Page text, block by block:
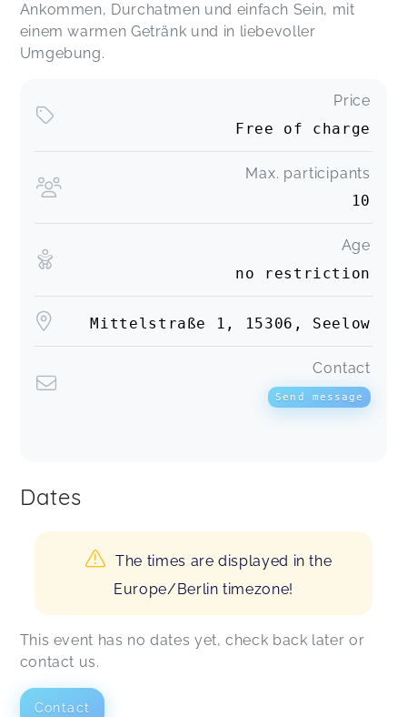
Ankommen, Durchatmen und einfach Sein, mit
einem warmen Getränk und in liebevoller
Umgebung.
Price
Free of charge
Max. participants
10
Age
no restriction
Mittelstraße 1, 15306, Seelow
Contact
Send message
Dates
The times are displayed in the
Europe/Berlin timezone!
This event has no dates yet, check back later or
contact us.
Contact